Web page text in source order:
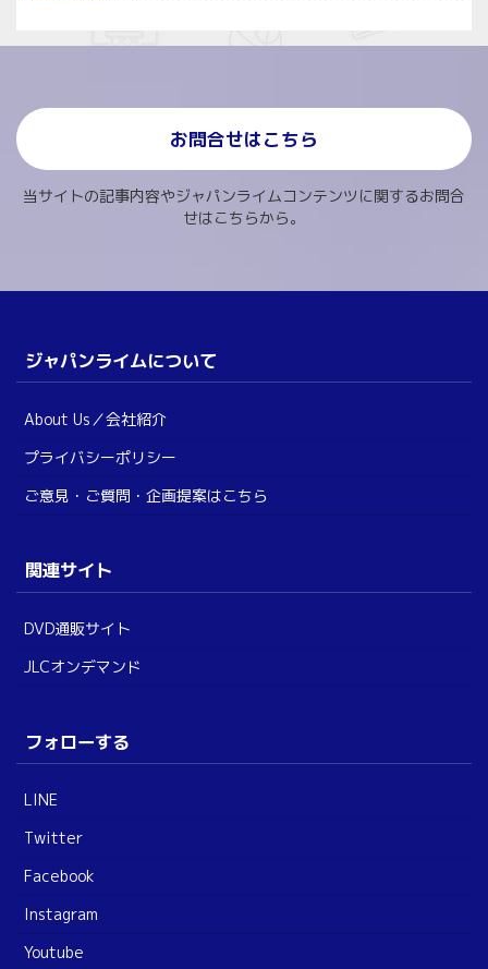
お問合せはこちら
当サイトの記事内容やジャパンライムコンテンツに関するお問合
せはこちらから。
ジャパンライムについて
About Us／会社紹介
プライバシーポリシー
ご意見・ご質問・企画提案はこちら
関連サイト
DVD通販サイト
JLCオンデマンド
フォローする
LINE
Twitter
Facebook
Instagram
Youtube